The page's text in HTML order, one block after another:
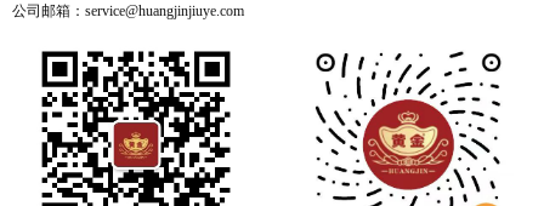
公司邮箱：service@huangjinjiuye.com